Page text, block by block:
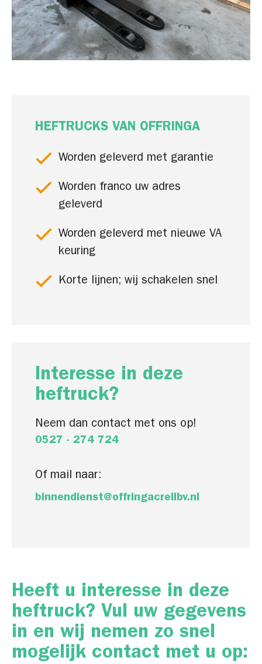
HEFTRUCKS VAN OFFRINGA
Worden geleverd met garantie
Worden franco uw adres
geleverd
Worden geleverd met nieuwe VA
keuring
Korte lijnen; wij schakelen snel
Interesse in deze
heftruck?
Neem dan contact met ons op!
0527 - 274 724
Of mail naar:
binnendienst@offringacreilbv.nl
Heeft u interesse in deze
heftruck? Vul uw gegevens
in en wij nemen zo snel
mogelijk contact met u op: